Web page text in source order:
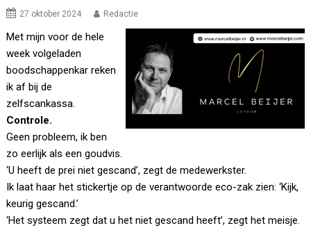
27 oktober 2024 Redactie
Met mijn voor de hele
week volgeladen
boodschappenkar reken
ik af bij de
zelfscankassa.
Controle.
Geen probleem, ik ben
zo eerlijk als een goudvis.
‘U heeft de prei niet gescand’, zegt de medewerkster.
Ik laat haar het stickertje op de verantwoorde eco-zak zien: ‘Kijk,
keurig gescand.’
‘Het systeem zegt dat u het niet gescand heeft’, zegt het meisje.